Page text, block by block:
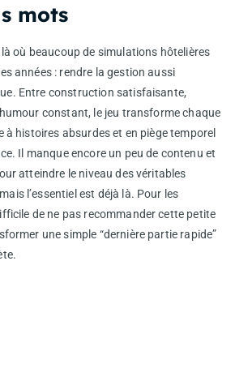
mots
où beaucoup de simulations hôtelières
années : rendre la gestion aussi
Entre construction satisfaisante,
constant, le jeu transforme chaque
à histoires absurdes et en piège temporel
Il manque encore un peu de contenu et
atteindre le niveau des véritables
l’essentiel est déjà là. Pour les
de ne pas recommander cette petite
une simple “dernière partie rapide”